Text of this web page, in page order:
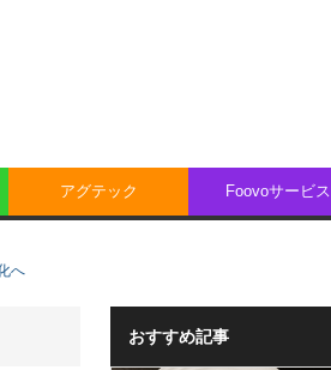
アグテック Foovoサービス
へ
おすすめ記事